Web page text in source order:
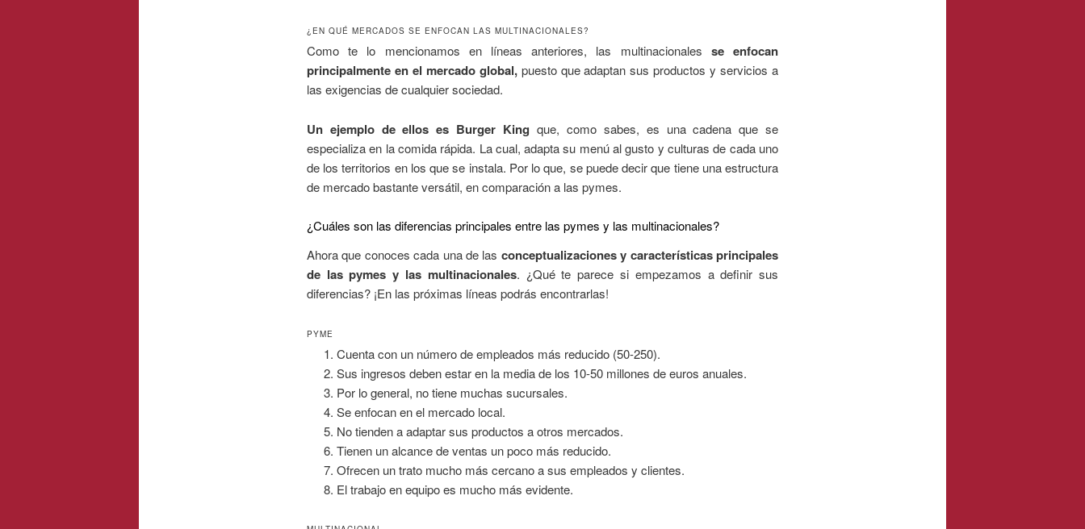
¿EN QUÉ MERCADOS SE ENFOCAN LAS MULTINACIONALES?
Como te lo mencionamos en líneas anteriores, las multinacionales se enfocan
principalmente en el mercado global,puesto que adaptan sus productos y servicios a
las exigencias de cualquier sociedad.
Un ejemplo de ellos es Burger King que, como sabes, es una cadena que se
especializa en la comida rápida. La cual, adapta su menú al gusto y culturas de cada uno
de los territorios en los que se instala. Por lo que, se puede decir que tiene una estructura
de mercado bastante versátil, en comparación a las pymes.
¿Cuáles son las diferencias principales entre las pymes y las multinacionales?
Ahora que conoces cada una de las conceptualizaciones y características principales
de las pymes y las multinacionales. ¿Qué te parece si empezamos a definir sus
diferencias? ¡En las próximas líneas podrás encontrarlas!
PYME
Cuenta con un número de empleados más reducido (50-250).
Sus ingresos deben estar en la media de los 10-50 millones de euros anuales.
Por lo general, no tiene muchas sucursales.
Se enfocan en el mercado local.
No tienden a adaptar sus productos a otros mercados.
Tienen un alcance de ventas un poco más reducido.
Ofrecen un trato mucho más cercano a sus empleados y clientes.
El trabajo en equipo es mucho más evidente.